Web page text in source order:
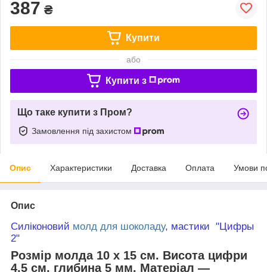
387 ₴
Купити
або
Купити з
Що таке купити з Пром?
Замовлення під захистом
Опис Характеристики Доставка Оплата Умови
Опис
Силіконовий молд для шоколаду, мастики "Цифры
2"
Розмір молда 10 х 15 см. Висота цифри
4,5 см, глибина 5 мм. Матеріал —